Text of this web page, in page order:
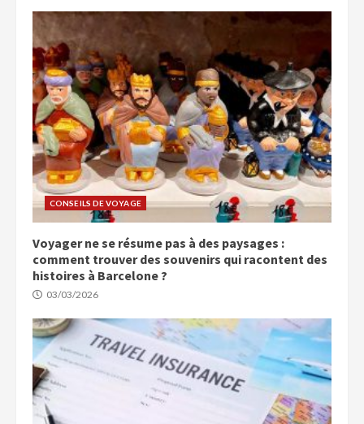
CONSEILS DE VOYAGE
Voyager ne se résume pas à des paysages :
comment trouver des souvenirs qui racontent des
histoires à Barcelone ?
03/03/2026